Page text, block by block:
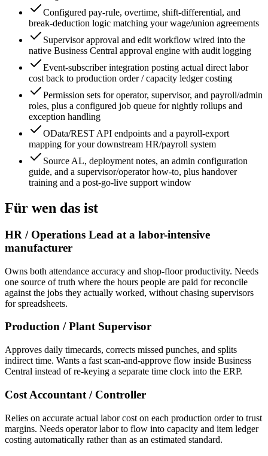
Configured pay-rule, overtime, shift-differential, and
break-deduction logic matching your wage/union agreements
Supervisor approval and edit workflow wired into the
native Business Central approval engine with audit logging
Event-subscriber integration posting actual direct labor
cost back to production order / capacity ledger costing
Permission sets for operator, supervisor, and payroll/admin
roles, plus a configured job queue for nightly rollups and
exception handling
OData/REST API endpoints and a payroll-export
mapping for your downstream HR/payroll system
Source AL, deployment notes, an admin configuration
guide, and a supervisor/operator how-to, plus handover
training and a post-go-live support window
Für wen das ist
HR / Operations Lead at a labor-intensive
manufacturer
Owns both attendance accuracy and shop-floor productivity. Needs
one source of truth where the hours people are paid for reconcile
against the jobs they actually worked, without chasing supervisors
for spreadsheets.
Production / Plant Supervisor
Approves daily timecards, corrects missed punches, and splits
indirect time. Wants a fast scan-and-approve flow inside Business
Central instead of re-keying a separate time clock into the ERP.
Cost Accountant / Controller
Relies on accurate actual labor cost on each production order to trust
margins. Needs operator labor to flow into capacity and item ledger
costing automatically rather than as an estimated standard.